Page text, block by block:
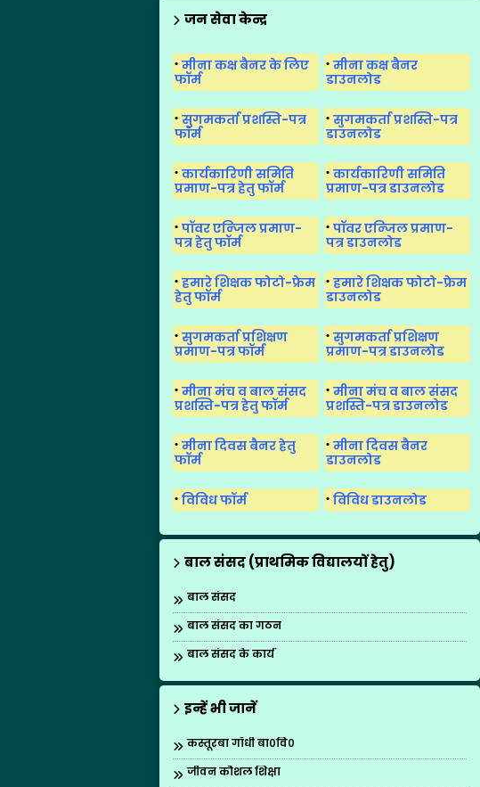
जन सेवा केन्द्र
मीना कक्ष बैनर के लिए
फॉर्म
मीना कक्ष बैनर
डाउनलोड
सुगमकर्ता प्रशस्ति-पत्र
फॉर्म
सुगमकर्ता प्रशस्ति-पत्र
डाउनलोड
कार्यकारिणी समिति
प्रमाण-पत्र हेतु फॉर्म
कार्यकारिणी समिति
प्रमाण-पत्र डाउनलोड
पॉवर एन्जिल प्रमाण-
पत्र हेतु फॉर्म
पॉवर एन्जिल प्रमाण-
पत्र डाउनलोड
हमारे शिक्षक फोटो-फ्रेम
हेतु फॉर्म
हमारे शिक्षक फोटो-फ्रेम
डाउनलोड
सुगमकर्ता प्रशिक्षण
प्रमाण-पत्र फॉर्म
सुगमकर्ता प्रशिक्षण
प्रमाण-पत्र डाउनलोड
मीना मंच व बाल संसद
प्रशस्ति-पत्र हेतु फॉर्म
मीना मंच व बाल संसद
प्रशस्ति-पत्र डाउनलोड
मीना दिवस बैनर हेतु
फॉर्म
मीना दिवस बैनर
डाउनलोड
विविध फॉर्म विविध डाउनलोड
बाल संसद (प्राथमिक विद्यालयों हेतु)
बाल संसद
बाल संसद का गठन
बाल संसद के कार्य
इन्हें भी जानें
कस्तूरबा गाँधी बा०वि०
जीवन कौशल शिक्षा